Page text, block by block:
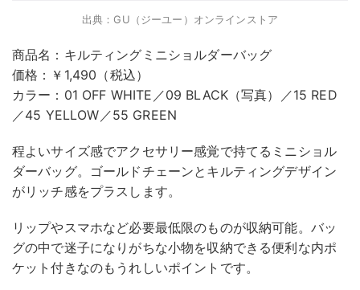
出典：GU（ジーユー）オンラインストア
商品名：キルティングミニショルダーバッグ
価格：￥1,490（税込）
カラー：01 OFF WHITE／09 BLACK（写真）／15 RED
／45 YELLOW／55 GREEN
程よいサイズ感でアクセサリー感覚で持てるミニショル
ダーバッグ。ゴールドチェーンとキルティングデザイン
がリッチ感をプラスします。
リップやスマホなど必要最低限のものが収納可能。バッ
グの中で迷子になりがちな小物を収納できる便利な内ポ
ケット付きなのもうれしいポイントです。